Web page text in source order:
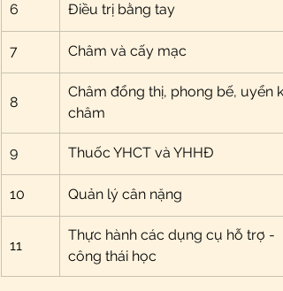
6 Điều trị bằng tay
7 Châm và cấy mạc
8
Châm đổng thị, phong bế, uyển
châm
9 Thuốc YHCT và YHHĐ
10 Quản lý cân nặng
11
Thực hành các dụng cụ hỗ trợ -
công thái học